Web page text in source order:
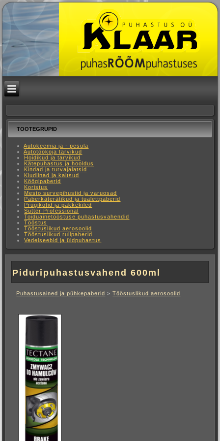
TOOTEGRUPID
Autokeemia ja - pesula
Autotöökoja tarvikud
Hoidikud ja tarvikud
Kätepuhastus ja hooldus
Kindad ja turvajalatsid
Kiudlinad ja kaltsud
Köögipaberid
Koristus
Mesto survepihustid ja varuosad
Paberkäterätikud ja tualettpaberid
Prügikotid ja pakkekiled
Sutter Professional
Toiduainetööstuse puhastusvahendid
Tööstus
Tööstuslikud aerosoolid
Tööstuslikud rullpaberid
Vedelseebid ja üldpuhastus
Piduripuhastusvahend 600ml
Puhastusained ja pühkepaberid >Tööstuslikud aerosoolid